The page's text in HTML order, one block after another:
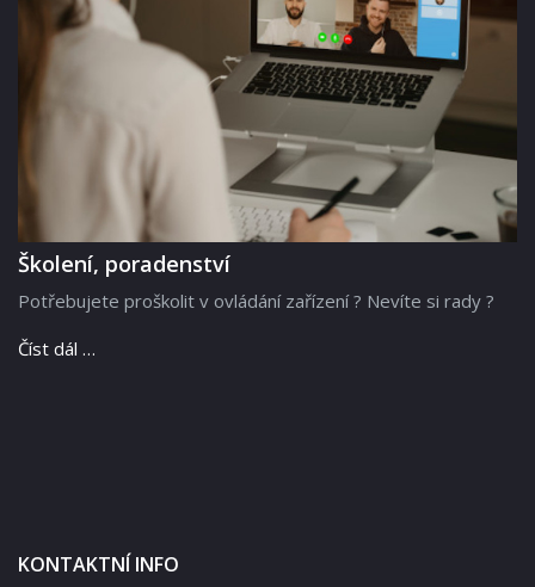
Školení, poradenství
Potřebujete proškolit v ovládání zařízení ? Nevíte si rady ?
Číst dál …
KONTAKTNÍ INFO